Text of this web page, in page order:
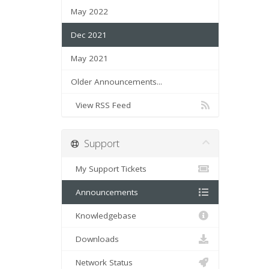
May 2022
Dec 2021
May 2021
Older Announcements...
View RSS Feed
Support
My Support Tickets
Announcements
Knowledgebase
Downloads
Network Status